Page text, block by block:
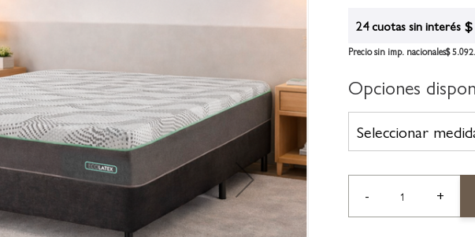
24 cuotas sin interés
Precio sin imp. nacionales$
Opciones
- +